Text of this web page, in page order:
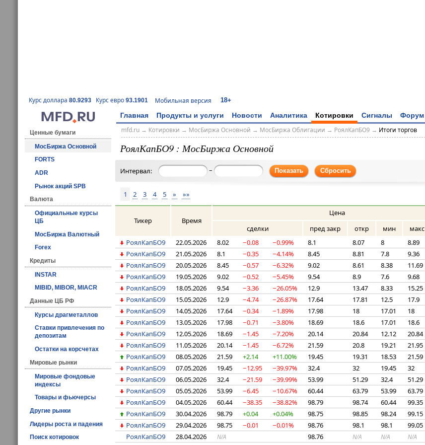
Курс доллара 80.9293 Курс евро 93.1901 Мобильная версия 18+
Главная Продукты и услуги Новости Аналитика Котировки Сигналы Форум
Ценные бумаги
МосБиржа Основной
FORTS
ADR
Рынок акций SPB
Валюта
Официальные курсы
ЦБ
МосБиржа Валютный
Forex
Кредиты
INSTAR
MIBID, MIBOR, MIACR
Данные ЦБ РФ
Курсы драгметаллов
Ставки привлечения по
депозитам
Остатки на корсчетах
Мировые рынки
Мировые фондовые
индексы
Товары и фьючерсы
Другие рынки
Лидеры роста и падения
Поиск котировок
mfd.ru→ Котировки → МосБиржа Основной → МосБиржа Облигации → РоялКапБО9 → Итоги торгов
РоялКапБО9 : МосБиржа Основной
Интервал: – Показать Сбросить
1 2 3 4 5 » »»
Тикер Время
Цена
сделки
пред закр откр мин макс
РоялКапБО9
22.05.2026 8.02 −0.08 −0.99% 8.1 8.07 8 8.89
РоялКапБО9
21.05.2026 8.1 −0.35 −4.14% 8.45 8.81 7.8 9.36
РоялКапБО9
20.05.2026 8.45 −0.57 −6.32% 9.02 8.61 8.38 11.69
РоялКапБО9
19.05.2026 9.02 −0.52 −5.45% 9.54 8.9 7.6 9.68
РоялКапБО9
18.05.2026 9.54 −3.36 −26.05% 12.9 13.47 8.33 15.25
РоялКапБО9
15.05.2026 12.9 −4.74 −26.87% 17.64 17.81 12.5 17.9
РоялКапБО9
14.05.2026 17.64 −0.34 −1.89% 17.98 18 17.01 18
РоялКапБО9
13.05.2026 17.98 −0.71 −3.80% 18.69 18.6 17.01 18.6
РоялКапБО9
12.05.2026 18.69 −1.45 −7.20% 20.14 20.84 12.12 20.84
РоялКапБО9
11.05.2026 20.14 −1.45 −6.72% 21.59 20.8 19.21 21.95
РоялКапБО9
08.05.2026 21.59 +2.14 +11.00% 19.45 19.31 18.53 21.59
РоялКапБО9
07.05.2026 19.45 −12.95 −39.97% 32.4 32 19.45 32
РоялКапБО9
06.05.2026 32.4 −21.59 −39.99% 53.99 51.29 32.4 51.29
РоялКапБО9
05.05.2026 53.99 −6.45 −10.67% 60.44 63.79 53.99 63.79
РоялКапБО9
04.05.2026 60.44 −38.35 −38.82% 98.79 98.74 60.44 99.35
РоялКапБО9
30.04.2026 98.79 +0.04 +0.04% 98.75 98.85 98.24 99.15
РоялКапБО9
29.04.2026 98.75 −0.01 −0.01% 98.76 98.1 98.1 99.05
РоялКапБО9
28.04.2026 N/A 98.76 N/A N/A N/A